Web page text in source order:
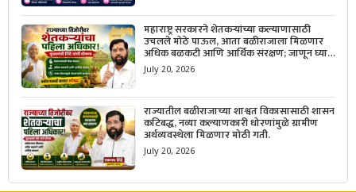
महाराष्ट्र सरकारने शेतकऱ्यांच्या कल्याणासाठी
उचलले मोठे पाऊल, आता बळीराजाला मिळणार
अधिक बळकटी आणि आर्थिक संरक्षण; जाणून घ्या
सरकारचा नवा संकल्प.
July 20, 2026
राज्यातील बळीराजाच्या शाश्वत विकासासाठी शासन
कटिबद्ध, नव्या कल्याणकारी धोरणांमुळे ग्रामीण
अर्थव्यवस्थेला मिळणार मोठी गती.
July 20, 2026